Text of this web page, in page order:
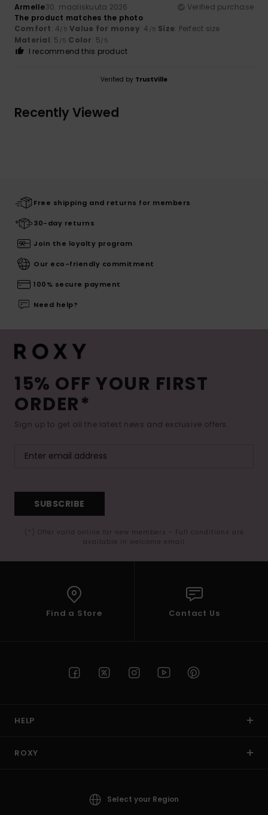
Armelle30. maaliskuuta 2026
Verified purchase
The product matches the photo
Comfort: 4/5 Value for money: 4 /5 Size: Perfect size
Material: 5 /5 Color: 5/5
I recommend this product
Verified by TrustVille
Recently Viewed
Free shipping and returns for members
30-day returns
Join the loyalty program
Our eco-friendly commitment
100% secure payment
Need help?
15% OFF YOUR FIRST
ORDER*
Sign up to get all the latest news and exclusive offers.
SUBSCRIBE
(*) Offer valid online for new members - Full conditions are
available in welcome email
Find a Store Contact Us
HELP
ROXY
Select your Region